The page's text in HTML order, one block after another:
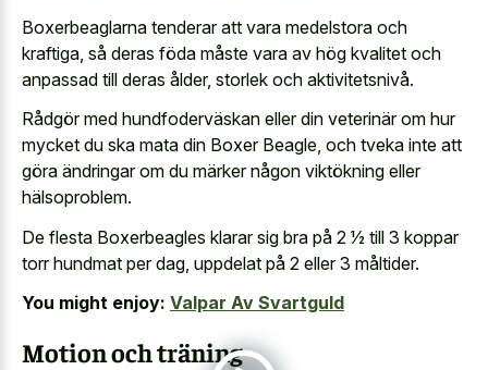
Boxerbeaglarna tenderar att vara medelstora och
kraftiga, så deras föda måste vara av hög kvalitet och
anpassad till deras ålder, storlek och aktivitetsnivå.
Rådgör med hundfoderväskan eller din veterinär om hur
mycket du ska mata din Boxer Beagle, och tveka inte att
göra ändringar om du märker någon viktökning eller
hälsoproblem.
De flesta Boxerbeagles klarar sig bra på 2 1⁄2 till 3 koppar
torr hundmat per dag, uppdelat på 2 eller 3 måltider.
You might enjoy: Valpar Av Svartguld
Motion och träning